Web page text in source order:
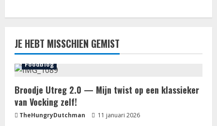
JE HEBT MISSCHIEN GEMIST
Foodblog
Broodje Utreg 2.0 — Mijn twist op een klassieker
van Vocking zelf!
TheHungryDutchman
11 januari 2026